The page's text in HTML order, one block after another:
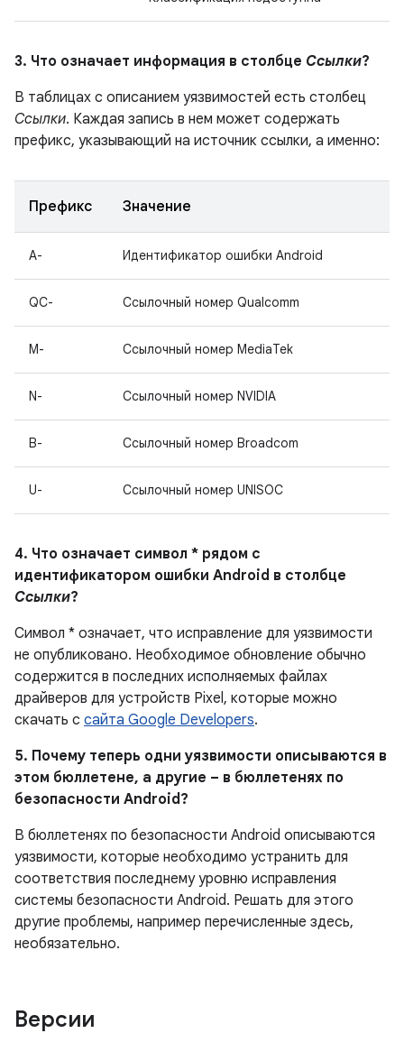
3. Что означает информация в столбце Ссылки?
В таблицах с описанием уязвимостей есть столбец
Ссылки. Каждая запись в нем может содержать
префикс, указывающий на источник ссылки, а именно:
Префикс Значение
A- Идентификатор ошибки Android
QC- Ссылочный номер Qualcomm
M- Ссылочный номер MediaTek
N- Ссылочный номер NVIDIA
B- Ссылочный номер Broadcom
U- Ссылочный номер UNISOC
4. Что означает символ * рядом с
идентификатором ошибки Android в столбце
Ссылки?
Символ * означает, что исправление для уязвимости
не опубликовано. Необходимое обновление обычно
содержится в последних исполняемых файлах
драйверов для устройств Pixel, которые можно
скачать с сайта Google Developers.
5. Почему теперь одни уязвимости описываются в
этом бюллетене, а другие – в бюллетенях по
безопасности Android?
В бюллетенях по безопасности Android описываются
уязвимости, которые необходимо устранить для
соответствия последнему уровню исправления
системы безопасности Android. Решать для этого
другие проблемы, например перечисленные здесь,
необязательно.
Версии